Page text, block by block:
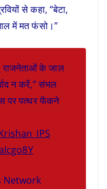
से कहा, “बेटा,
में मत फंसो।”
राजनेताओं के जाल
न करें,” संभल
पर पत्थर फेंकने
Network